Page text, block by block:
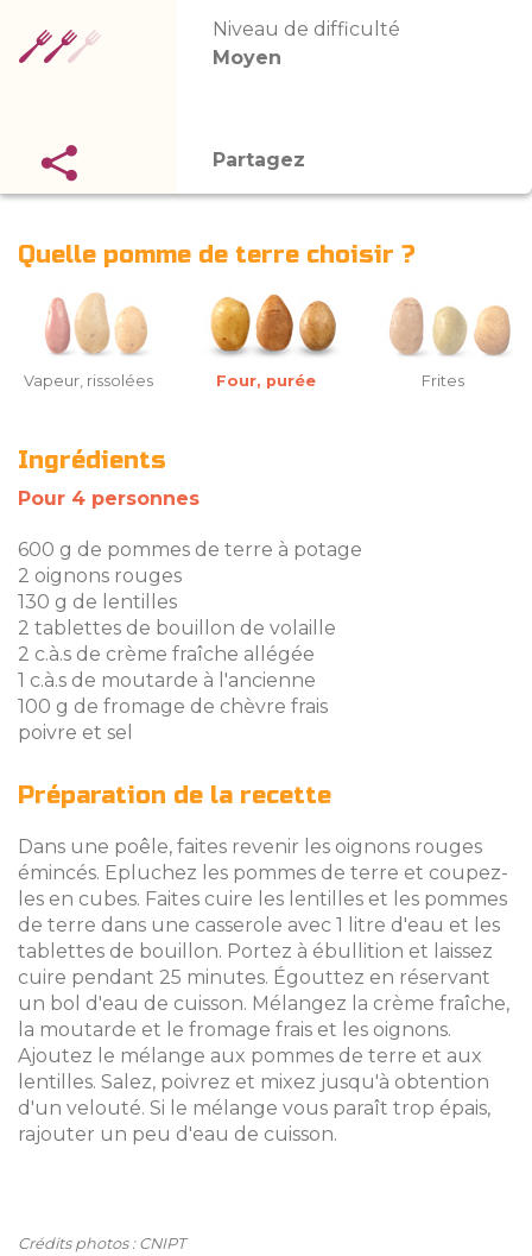
Niveau de difficulté
Moyen
Partagez
Quelle pomme de terre choisir ?
Vapeur, rissolées Four, purée Frites
Ingrédients
Pour 4 personnes
600 g de pommes de terre à potage
2 oignons rouges
130 g de lentilles
2 tablettes de bouillon de volaille
2 c.à.s de crème fraîche allégée
1 c.à.s de moutarde à l'ancienne
100 g de fromage de chèvre frais
poivre et sel
Préparation de la recette
Dans une poêle, faites revenir les oignons rouges
émincés. Epluchez les pommes de terre et coupez-
les en cubes. Faites cuire les lentilles et les pommes
de terre dans une casserole avec 1 litre d'eau et les
tablettes de bouillon. Portez à ébullition et laissez
cuire pendant 25 minutes. Égouttez en réservant
un bol d'eau de cuisson. Mélangez la crème fraîche,
la moutarde et le fromage frais et les oignons.
Ajoutez le mélange aux pommes de terre et aux
lentilles. Salez, poivrez et mixez jusqu'à obtention
d'un velouté. Si le mélange vous paraît trop épais,
rajouter un peu d'eau de cuisson.
Crédits photos : CNIPT